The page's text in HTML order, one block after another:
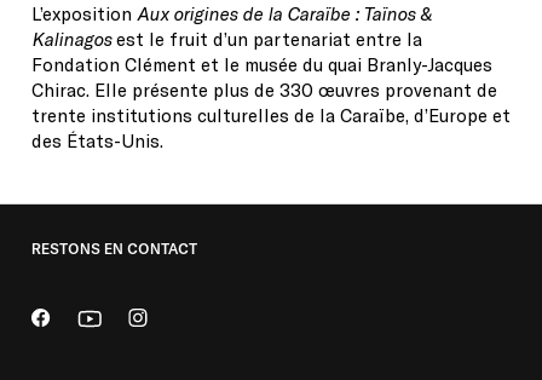
L’exposition Aux origines de la Caraïbe : Taïnos &
Kalinagosest le fruit d’un partenariat entre la
Fondation Clément et le musée du quai Branly-Jacques
Chirac. Elle présente plus de 330 œuvres provenant de
trente institutions culturelles de la Caraïbe, d’Europe et
des États-Unis.
RESTONS EN CONTACT